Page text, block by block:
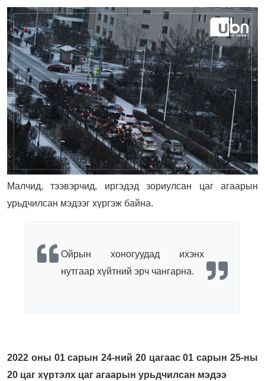
Малчид, тээвэрчид, иргэдэд зориулсан цаг агаарын
урьдчилсан мэдээг хүргэж байна.
Ойрын хоногуудад ихэнх
нутгаар хүйтний эрч чангарна.
2022 оны 01 сарын 24-ний 20 цагаас 01 сарын 25-ны
20 цаг хүртэлх цаг агаарын урьдчилсан мэдээ